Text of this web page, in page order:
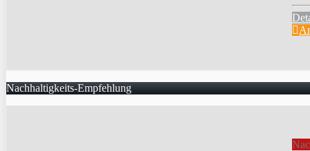
Nachhaltigkeits-Empfehlung